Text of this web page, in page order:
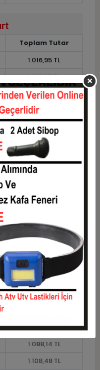
Toplam Tutar
1.016,95 TL
1.016,95 TL
1.088,14 TL
1.108,48 TL
1.128,81 TL
1.149,15 TL
1.169,49 TL
1.210,17 TL
1.240,68 TL
1.261,02 TL
Toplam Tutar
1.016,95 TL
1.088,14 TL
1.108,48 TL